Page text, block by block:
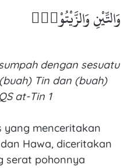
وَالتِّيْنِ وَالزَّيْتُوْنِۙ
dengan sesuatu
Tin dan (buah)
at-Tin 1
yang menceritakan
Hawa, diceritakan
serat pohonnya